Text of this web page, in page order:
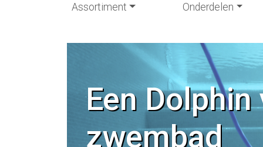
Assortiment Onderdelen
Een
zwembad